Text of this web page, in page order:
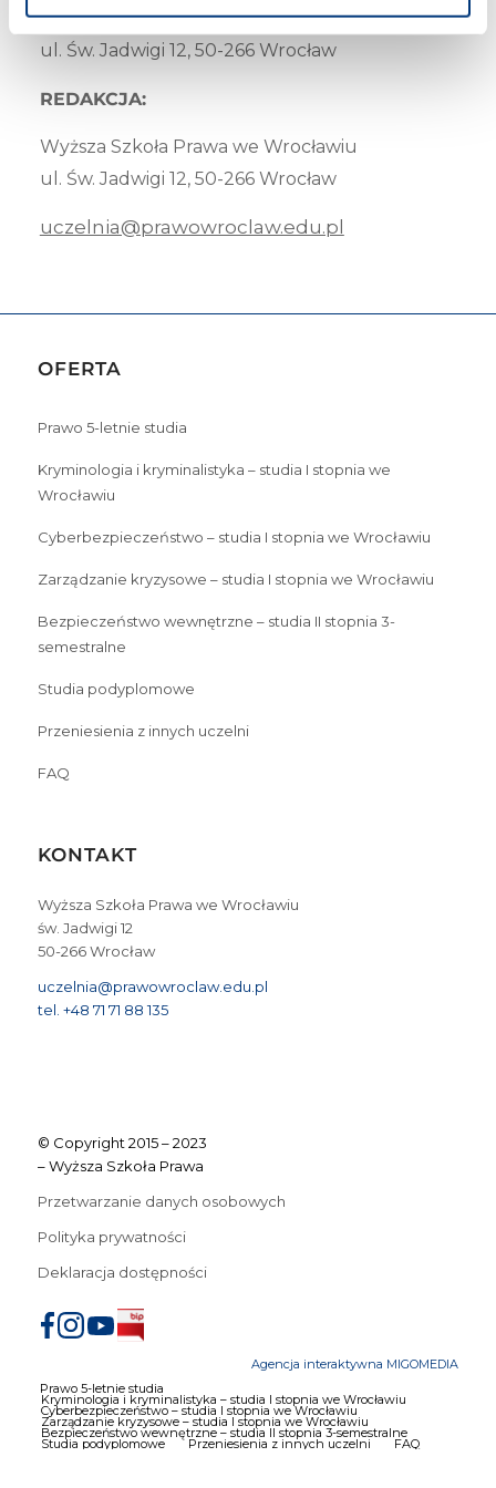
Wyższa Szkoła Prawa we Wrocławiu
ul. Św. Jadwigi 12, 50-266 Wrocław
REDAKCJA:
Wyższa Szkoła Prawa we Wrocławiu
ul. Św. Jadwigi 12, 50-266 Wrocław
uczelnia@prawowroclaw.edu.pl
OFERTA
Prawo 5-letnie studia
Kryminologia i kryminalistyka – studia I stopnia we
Wrocławiu
Cyberbezpieczeństwo – studia I stopnia we Wrocławiu
Zarządzanie kryzysowe – studia I stopnia we Wrocławiu
Bezpieczeństwo wewnętrzne – studia II stopnia 3-
semestralne
Studia podyplomowe
Przeniesienia z innych uczelni
FAQ
KONTAKT
Wyższa Szkoła Prawa we Wrocławiu
św. Jadwigi 12
50-266 Wrocław
uczelnia@prawowroclaw.edu.pl
tel. +48 71 71 88 135
© Copyright 2015 – 2023
– Wyższa Szkoła Prawa
Przetwarzanie danych osobowych
Polityka prywatności
Deklaracja dostępności
Agencja interaktywna MIGOMEDIA
Prawo 5-letnie studia
Kryminologia i kryminalistyka – studia I stopnia we Wrocławiu
Cyberbezpieczeństwo – studia I stopnia we Wrocławiu
Zarządzanie kryzysowe – studia I stopnia we Wrocławiu
Bezpieczeństwo wewnętrzne – studia II stopnia 3-semestralne
Studia podyplomowe Przeniesienia z innych uczelni FAQ